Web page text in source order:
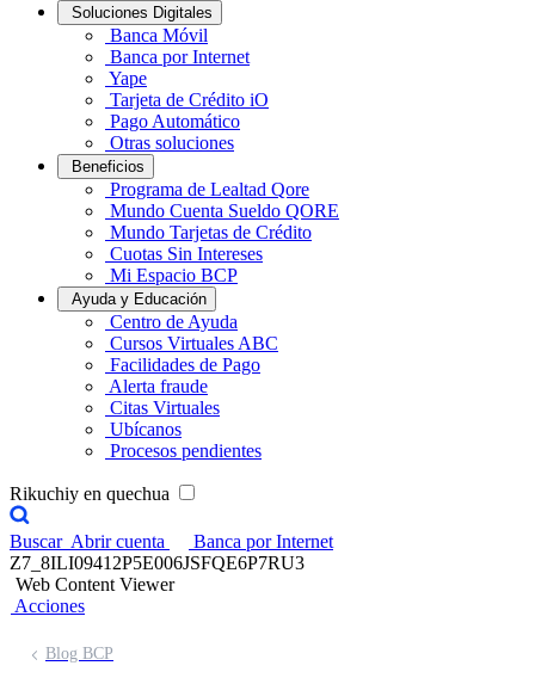
Soluciones Digitales
Banca Móvil
Banca por Internet
Yape
Tarjeta de Crédito iO
Pago Automático
Otras soluciones
Beneficios
Programa de Lealtad Qore
Mundo Cuenta Sueldo QORE
Mundo Tarjetas de Crédito
Cuotas Sin Intereses
Mi Espacio BCP
Ayuda y Educación
Centro de Ayuda
Cursos Virtuales ABC
Facilidades de Pago
Alerta fraude
Citas Virtuales
Ubícanos
Procesos pendientes
Rikuchiy en quechua
Buscar Abrir cuenta
Banca por Internet
Z7_8ILI09412P5E006JSFQE6P7RU3
Web Content Viewer
Acciones
Blog BCP